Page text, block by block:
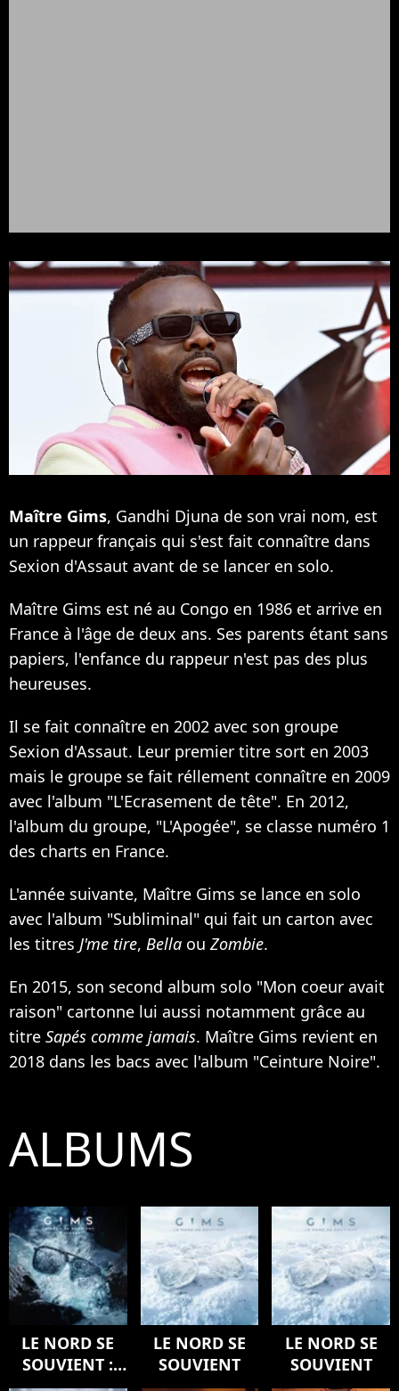
Maître Gims, Gandhi Djuna de son vrai nom, est
un rappeur français qui s'est fait connaître dans
Sexion d'Assaut avant de se lancer en solo.
Maître Gims est né au Congo en 1986 et arrive en
France à l'âge de deux ans. Ses parents étant sans
papiers, l'enfance du rappeur n'est pas des plus
heureuses.
Il se fait connaître en 2002 avec son groupe
Sexion d'Assaut. Leur premier titre sort en 2003
mais le groupe se fait réllement connaître en 2009
avec l'album "L'Ecrasement de tête". En 2012,
l'album du groupe, "L'Apogée", se classe numéro 1
des charts en France.
L'année suivante, Maître Gims se lance en solo
avec l'album "Subliminal" qui fait un carton avec
les titres J'me tire, Bella ou Zombie.
En 2015, son second album solo "Mon coeur avait
raison" cartonne lui aussi notamment grâce au
titre Sapés comme jamais. Maître Gims revient en
2018 dans les bacs avec l'album "Ceinture Noire".
ALBUMS
LE NORD SE
SOUVIENT :
L'ODYSSÉE
LE NORD SE
SOUVIENT
LE NORD SE
SOUVIENT